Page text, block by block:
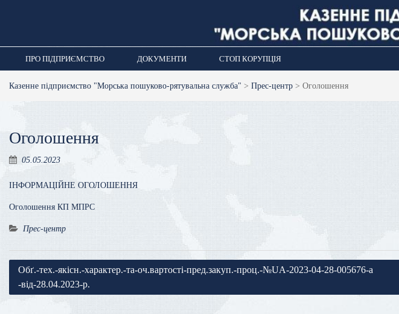
ПРО ПІДПРИЄМСТВО ДОКУМЕНТИ СТОП КОРУПЦІЯ
Казенне підприємство "Морська пошуково-рятувальна служба" > Прес-центр > Оголошення
Оголошення
05.05.2023
ІНФОРМАЦІЙНЕ ОГОЛОШЕННЯ
Оголошення КП МПРС
Прес-центр
Навігація
записів
Обґ.-тех.-якісн.-характер.-та-оч.вартості-пред.закуп.-проц.-№UA-2023-04-28-005676-a
-від-28.04.2023-р.